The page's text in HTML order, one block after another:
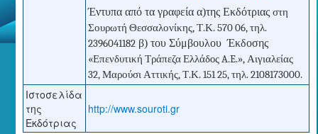
Έντυπα από τα γραφεία α)της Εκδότριας στη
Σουρωτή Θεσσαλονίκης, Τ.Κ. 570 06, τηλ.
2396041182 β) του Σύμβουλου Έκδοσης
«Επενδυτική Τράπεζα ΕλλάδoςA.E.», Αιγιαλείας
32, Μαρούσι Αττικής, Τ.Κ. 151 25, τηλ. 2108173000.
Ιστοσελίδα
της
Εκδότριας
http://www.souroti.gr